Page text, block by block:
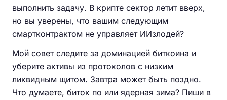
выполнить задачу. В крипте сектор летит вверх,
но вы уверены, что вашим следующим
смартконтрактом не управляет ИИзлодей?
Мой совет следите за доминацией биткоина и
уберите активы из протоколов с низким
ликвидным щитом. Завтра может быть поздно.
Что думаете, биток по или ядерная зима? Пиши в